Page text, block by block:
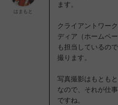
はまもと
ます。
クライアントワー
ディア（ホームペ
も担当しているの
撮ります。
写真撮影はもとも
なので、それが仕
ですね。